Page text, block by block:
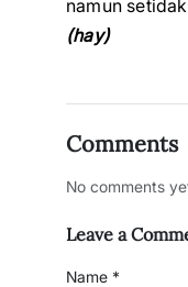
namun
(hay)
Comments
No comments
Leave a
Name *